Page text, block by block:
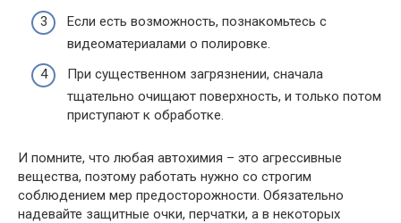
Если есть возможность, познакомьтесь с
видеоматериалами о полировке.
При существенном загрязнении, сначала
тщательно очищают поверхность, и только потом
приступают к обработке.
И помните, что любая автохимия – это агрессивные
вещества, поэтому работать нужно со строгим
соблюдением мер предосторожности. Обязательно
надевайте защитные очки, перчатки, а в некоторых